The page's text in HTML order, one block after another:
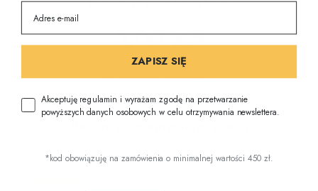
5.00 z 5
Na podstawie 1 recenzji
ZAPISZ SIĘ
Akceptuję regulamin i wyrażam zgodę na przetwarzanie
powyższych danych osobowych w celu otrzymywania newslettera.
*kod obowiązuję na zamówienia o minimalnej wartości 450 zł.